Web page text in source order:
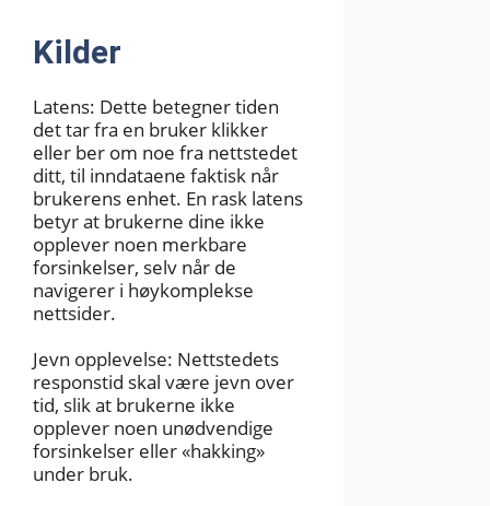
Kilder
Latens: Dette betegner tiden
det tar fra en bruker klikker
eller ber om noe fra nettstedet
ditt, til inndataene faktisk når
brukerens enhet. En rask latens
betyr at brukerne dine ikke
opplever noen merkbare
forsinkelser, selv når de
navigerer i høykomplekse
nettsider.
Jevn opplevelse: Nettstedets
responstid skal være jevn over
tid, slik at brukerne ikke
opplever noen unødvendige
forsinkelser eller «hakking»
under bruk.